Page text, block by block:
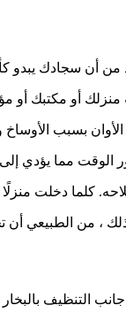
أن سجادك يبدو
منزلك أو مكتبك أو
الأوان بسبب
الوقت مما يؤدي
كلما دخلت منزلًا
، من الطبيعي أن
التنظيف